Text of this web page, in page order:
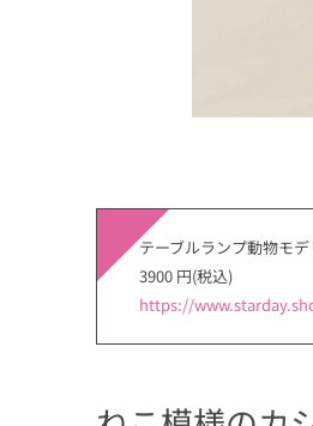
テーブルランプ動物モ
3900 円(税込)
https://